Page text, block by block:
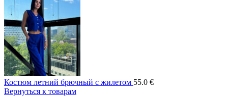
Костюм летний брючный с жилетом 55.0 €
Вернуться к товарам